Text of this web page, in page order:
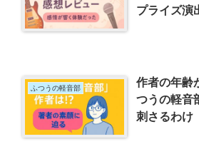
プライズ演
ふつうの軽音部
作者の年齢
つうの軽音
刺さるわけ